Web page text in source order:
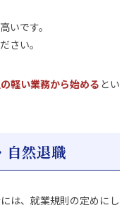
いです。
さい。
軽い業務から始める とい
自然退職
は、就業規則の定めにし